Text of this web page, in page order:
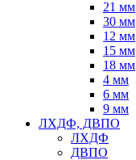
21 мм
30 мм
12 мм
15 мм
18 мм
4 мм
6 мм
9 мм
ЛХДФ, ДВПО
ЛХДФ
ДВПО